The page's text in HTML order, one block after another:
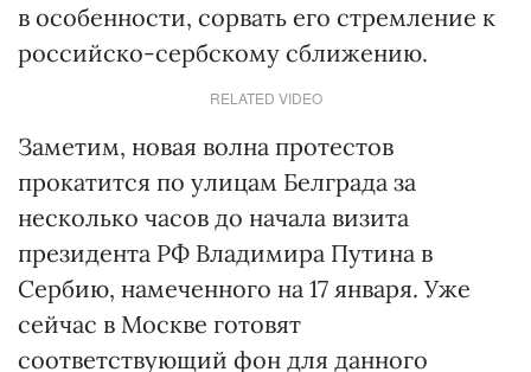
в особенности, сорвать его стремление к
российско-сербскому сближению.
RELATED VIDEO
Заметим, новая волна протестов
прокатится по улицам Белграда за
несколько часов до начала визита
президента РФ Владимира Путина в
Сербию, намеченного на 17 января. Уже
сейчас в Москве готовят
соответствующий фон для данного